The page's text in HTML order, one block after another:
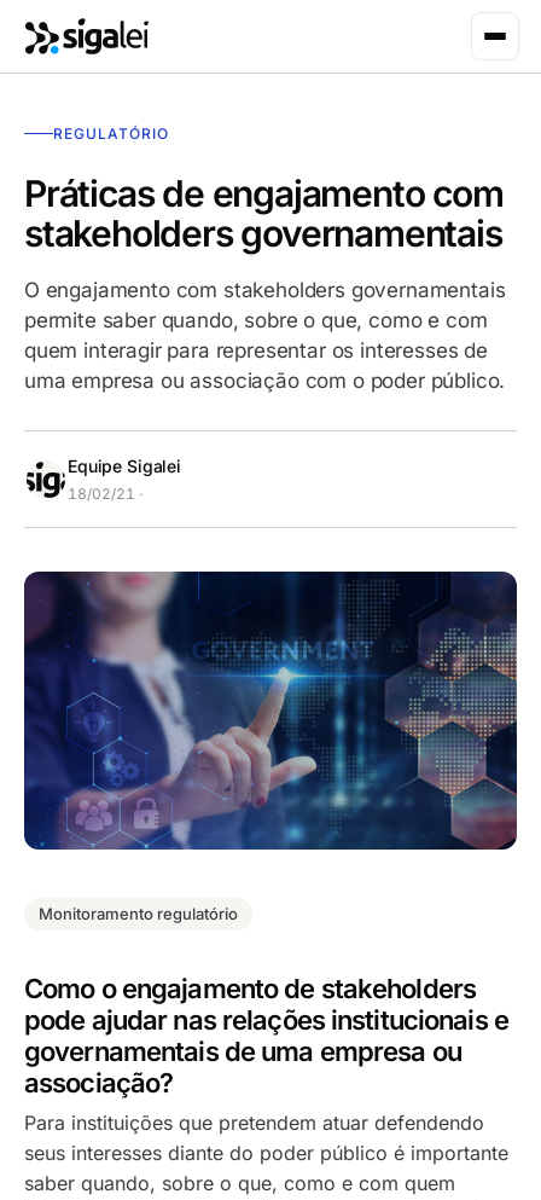
REGULATÓRIO
Práticas de engajamento com
stakeholders governamentais
O engajamento com stakeholders governamentais
permite saber quando, sobre o que, como e com
quem interagir para representar os interesses de
uma empresa ou associação com o poder público.
Equipe Sigalei
18/02/21 ·
Monitoramento regulatório
Como o engajamento de stakeholders
pode ajudar nas relações institucionais e
governamentais de uma empresa ou
associação?
Para instituições que pretendem atuar defendendo
seus interesses diante do poder público é importante
saber quando, sobre o que, como e com quem